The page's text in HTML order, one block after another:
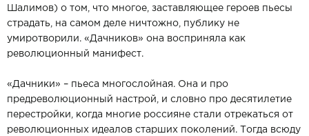
Шалимов) о том, что многое, заставляющее героев пьесы
страдать, на самом деле ничтожно, публику не
умиротворили. «Дачников» она восприняла как
революционный манифест.
«Дачники» – пьеса многослойная. Она и про
предреволюционный настрой, и словно про десятилетие
перестройки, когда многие россияне стали отрекаться от
революционных идеалов старших поколений. Тогда всюду